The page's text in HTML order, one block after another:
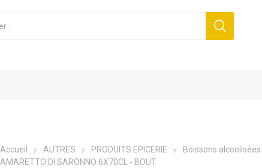
Accueil AUTRES PRODUITS EPICERIE
Boissons alcoolisées
AMARETTO DI SARONNO 6X70CL - BOUT